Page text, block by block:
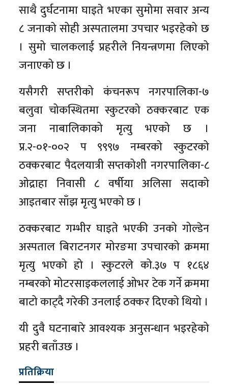
साथै दुर्घटनामा घाइते भएका सुमोमा सवार अन्य
८ जनाको सोही अस्पतालमा उपचार भइरहेको छ
। सुमो चालकलाई प्रहरीले नियन्त्रणमा लिएको
जनाएको छ ।
यसैगरी सप्तरीको कंचनरूप नगरपालिका-७
बलुवा चोकस्थितमा स्कुटरको ठक्करबाट एक
जना नाबालिकाको मृत्यु भएको छ ।
प्र.२-०१-००२ प ९९९७ नम्बरको स्कुटरको
ठक्करबाट पैदलयात्री सप्तकोशी नगरपालिका-८
ओद्राहा निवासी ८ वर्षीया अलिसा सदाको
आइतबार साँझ मृत्यु भएको छ ।
ठक्करबाट गम्भीर घाइते भएकी उनको गोल्डेन
अस्पताल बिराटनगर मोरङमा उपचारको क्रममा
मृत्यु भएको हो । स्कुटरले को.३७ प १८६४
नम्बरको मोटरसाइकललाई ओभर टेक गर्ने क्रममा
बाटो काट्दै गरेकी उनलाई ठक्कर दिएको थियो ।
यी दुवै घटनाबारे आवश्यक अनुसन्धान भइरहेको
प्रहरी बताँउछ ।
प्रतिक्रिया